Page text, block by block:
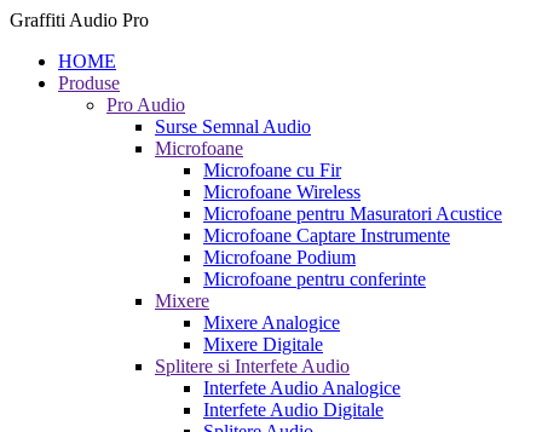
Graffiti Audio Pro
HOME
Produse
Pro Audio
Surse Semnal Audio
Microfoane
Microfoane cu Fir
Microfoane Wireless
Microfoane pentru Masuratori Acustice
Microfoane Captare Instrumente
Microfoane Podium
Microfoane pentru conferinte
Mixere
Mixere Analogice
Mixere Digitale
Splitere si Interfete Audio
Interfete Audio Analogice
Interfete Audio Digitale